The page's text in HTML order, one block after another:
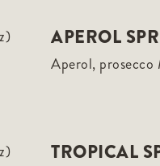
APEROL
Aperol,
TROPICAL